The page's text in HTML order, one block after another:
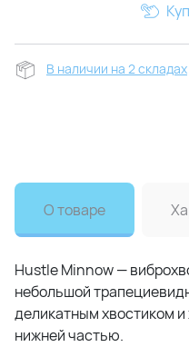
В наличии на 2 складах
О товаре
Hustle Minnow —
небольшой
деликатным хвостиком
нижней частью.